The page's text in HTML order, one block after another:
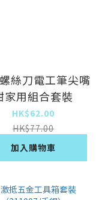
絲刀電工筆尖嘴
家用組合套裝
HK$62.00
HK$77.00
加入購物車